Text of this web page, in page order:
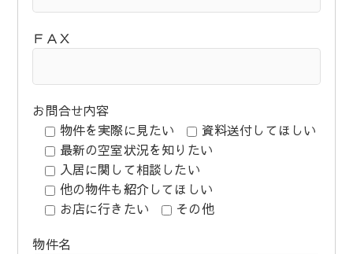
ＦＡＸ
お問合せ内容
物件を実際に見たい
資料送付してほしい
最新の空室状況を知りたい
入居に関して相談したい
他の物件も紹介してほしい
お店に行きたい
その他
物件名